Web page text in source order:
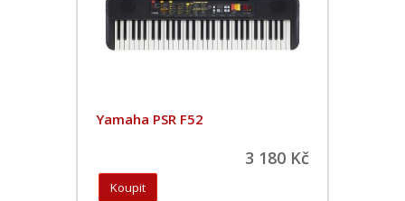
Yamaha PSR F52
3 180 Kč